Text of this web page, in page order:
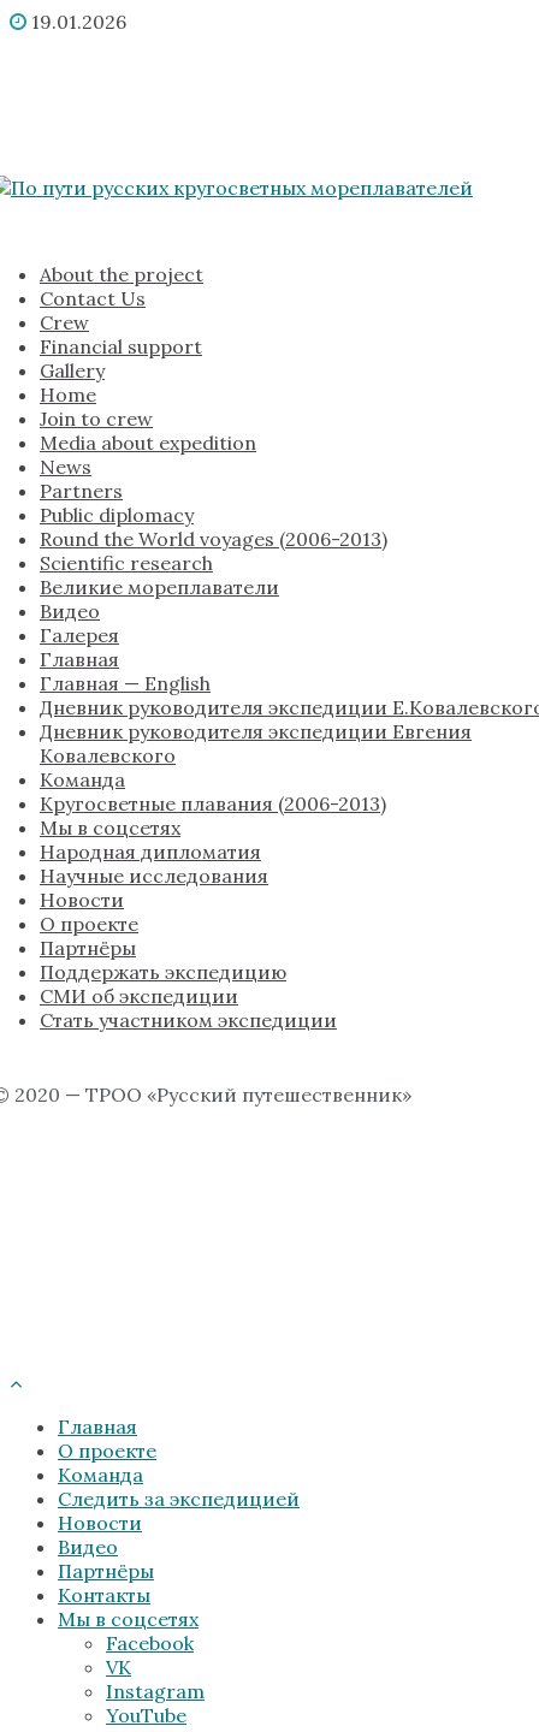
19.01.2026
About the project
Contact Us
Crew
Financial support
Gallery
Home
Join to crew
Media about expedition
News
Partners
Public diplomacy
Round the World voyages (2006-2013)
Scientific research
Великие мореплаватели
Видео
Галерея
Главная
Главная — English
Дневник руководителя экспедиции
Дневник руководителя экспедиции Евгения
Ковалевского
Команда
Кругосветные плавания (2006-2013)
Мы в соцсетях
Народная дипломатия
Научные исследования
Новости
О проекте
Партнёры
Поддержать экспедицию
СМИ об экспедиции
Стать участником экспедиции
2020 — ТРОО «Русский путешественник»
Главная
О проекте
Команда
Следить за экспедицией
Новости
Видео
Партнёры
Контакты
Мы в соцсетях
Facebook
VK
Instagram
YouTube